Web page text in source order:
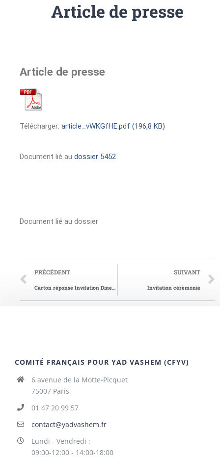
Article de presse
Article de presse
Télécharger: article_vWKGfHE.pdf (196,8 KB)
Document lié au dossier 5452
Document lié au dossier
PRÉCÉDENT
Carton réponse Invitation Diner de Gala 2013
SUIVANT
Invitation cérémonie
COMITÉ FRANÇAIS POUR YAD VASHEM (CFYV)
6 avenue de la Motte-Picquet
75007 Paris
01 47 20 99 57
contact@yadvashem.fr
Lundi - Vendredi :
09:00-12:00 - 14:00-18:00